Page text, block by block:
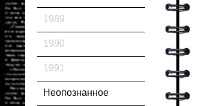
1989
1990
1991
Неопознанное